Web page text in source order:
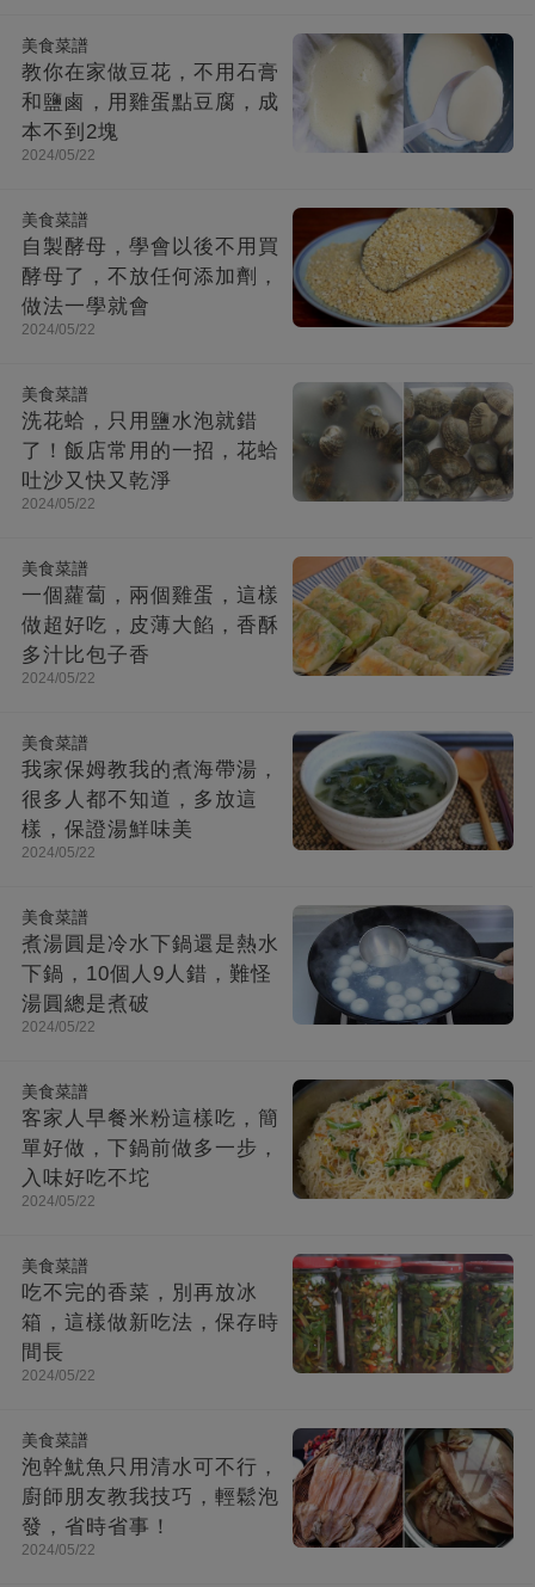
美食菜譜
教你在家做豆花，不用石膏
和鹽鹵，用雞蛋點豆腐，成
本不到2塊
2024/05/22
美食菜譜
自製酵母，學會以後不用買
酵母了，不放任何添加劑，
做法一學就會
2024/05/22
美食菜譜
洗花蛤，只用鹽水泡就錯
了！飯店常用的一招，花蛤
吐沙又快又乾淨
2024/05/22
美食菜譜
一個蘿蔔，兩個雞蛋，這樣
做超好吃，皮薄大餡，香酥
多汁比包子香
2024/05/22
美食菜譜
我家保姆教我的煮海帶湯，
很多人都不知道，多放這
樣，保證湯鮮味美
2024/05/22
美食菜譜
煮湯圓是冷水下鍋還是熱水
下鍋，10個人9人錯，難怪
湯圓總是煮破
2024/05/22
美食菜譜
客家人早餐米粉這樣吃，簡
單好做，下鍋前做多一步，
入味好吃不坨
2024/05/22
美食菜譜
吃不完的香菜，別再放冰
箱，這樣做新吃法，保存時
間長
2024/05/22
美食菜譜
泡幹魷魚只用清水可不行，
廚師朋友教我技巧，輕鬆泡
發，省時省事！
2024/05/22